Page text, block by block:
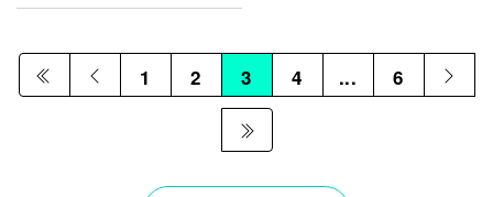
1 2 3 4 ... 6